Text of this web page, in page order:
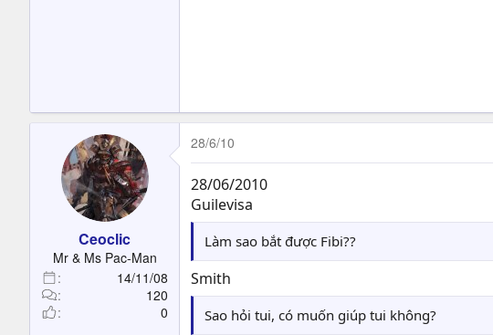
Ceoclic
Mr & Ms Pac-Man
14/11/08
120
0
28/6/10
28/06/2010
Guilevisa
Làm sao bắt được Fibi??
Smith
Sao hỏi tui, có muốn giúp tui không?